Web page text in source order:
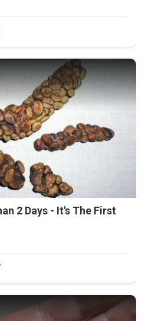
2 Days - It's The First